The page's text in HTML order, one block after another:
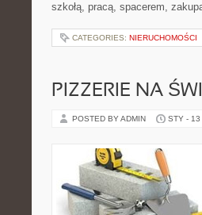
szkołą, pracą, spacerem,
CATEGORIES: NIERUCHOMOŚCI
PIZZERIE NA
POSTED BY ADMIN STY - 13